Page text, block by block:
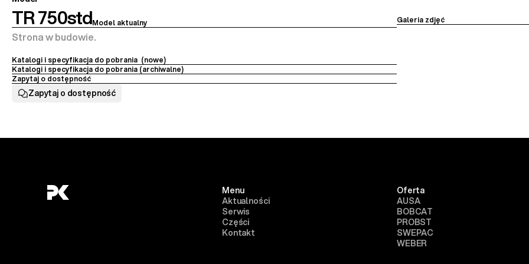
TR 750stdModel aktualny
Strona w budowie.
Katalogi i specyfikacja do pobrania  (nowe)
Katalogi i specyfikacja do pobrania (archiwalne)
Zapytaj o dostępność
Zapytaj o dostępność
Galeria zdjęć
Menu
Aktualności
Serwis
Części
Kontakt
Oferta
AUSA
BOBCAT
PROBST
SWEPAC
WEBER